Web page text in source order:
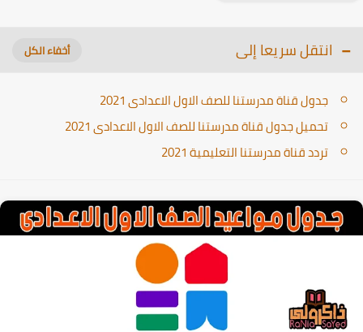
انتقل سريعا إلى
جدول قناة مدرستنا للصف الاول الاعدادى 2021
تحميل جدول قناة مدرستنا للصف الاول الاعدادى 2021
تردد قناة مدرستنا التعليمية 2021